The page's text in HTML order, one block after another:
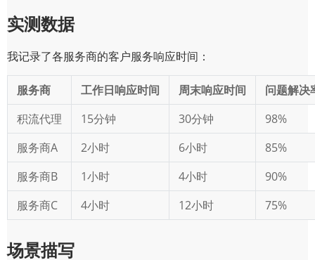
实测数据
我记录了各服务商的客户服务响应时间：
服务商 工作日响应时间 周末响应时间
问题解决
积流代理
15分钟 30分钟
98%
服务商A
2小时 6小时
85%
服务商B
1小时 4小时
90%
服务商C
4小时 12小时 75%
场景描写